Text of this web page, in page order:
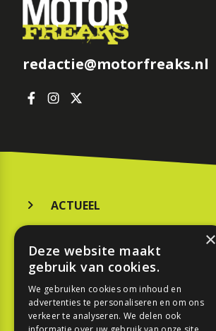
redactie@motorfreaks.nl
ACTUEEL
KOOPGIDS
TESTEN
×
Deze website maakt
gebruik van cookies.
We gebruiken cookies om inhoud en
advertenties te personaliseren en om ons
verkeer te analyseren. We delen ook